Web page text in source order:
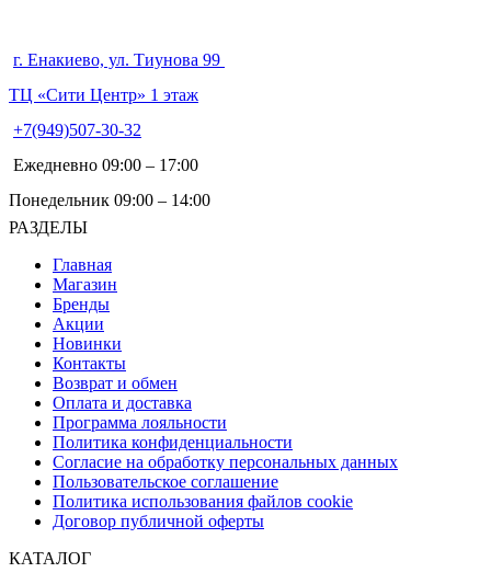
г. Енакиево, ул. Тиунова 99
ТЦ «Сити Центр» 1 этаж
+7(949)507-30-32
Ежедневно 09:00 – 17:00
Понедельник 09:00 – 14:00
РАЗДЕЛЫ
Главная
Магазин
Бренды
Акции
Новинки
Контакты
Возврат и обмен
Оплата и доставка
Программа лояльности
Политика конфиденциальности
Согласие на обработку персональных данных
Пользовательское соглашение
Политика использования файлов cookie
Договор публичной оферты
КАТАЛОГ